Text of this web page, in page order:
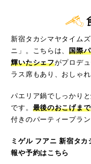
新宿タカシマヤタイム
ニ」。こちらは、国際
輝いたシェフがプロデ
ラス席もあり、おしゃれ
パエリア鍋でしっかり
です。 最後のおこげまで
付きのパーティープラ
ミゲル フアニ 新宿タ
報や予約はこちら